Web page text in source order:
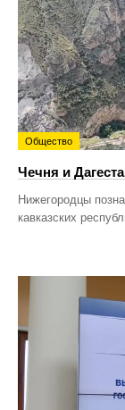
Общество
Чечня и
Нижегородцы
кавказских